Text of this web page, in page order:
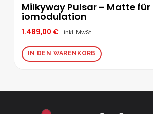
Milkyway Pulsar – Matte
iomodulation
1.489,00 € inkl. MwSt.
IN DEN WARENKORB